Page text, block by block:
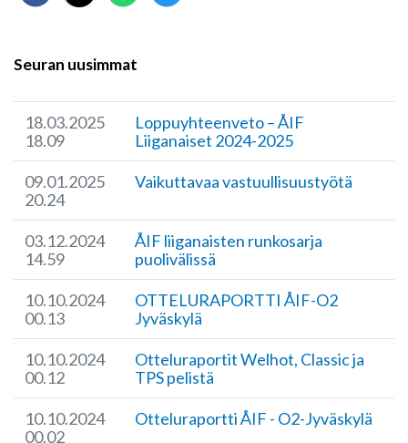
Seuran uusimmat
18.03.2025
18.09
Loppuyhteenveto – ÅIF
Liiganaiset 2024-2025
09.01.2025
20.24
​Vaikuttavaa vastuullisuustyötä
03.12.2024
14.59
ÅIF liiganaisten runkosarja
puolivälissä
10.10.2024
00.13
OTTELURAPORTTI ÅIF-O2
Jyväskylä
10.10.2024
00.12
Otteluraportit Welhot, Classic ja
TPS pelistä
10.10.2024
00.02
Otteluraportti ÅIF - O2-Jyväskylä